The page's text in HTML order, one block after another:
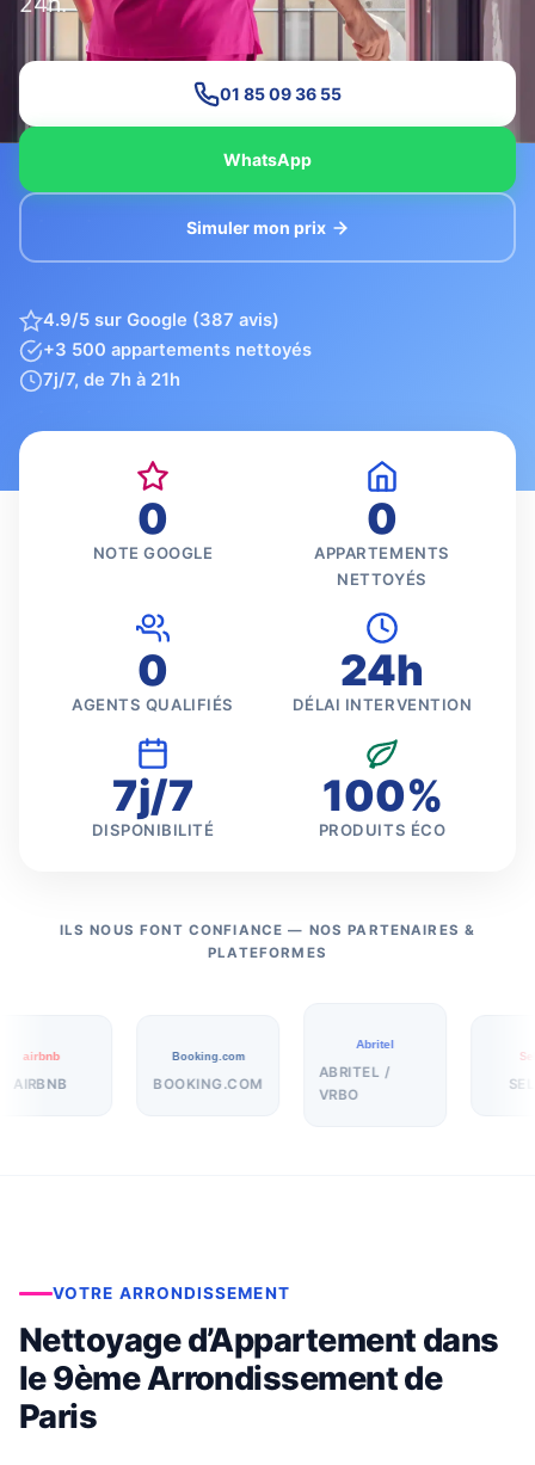
01 85 09 36 55
WhatsApp
Simuler mon prix
4.9/5 sur Google (387 avis)
+3 500 appartements nettoyés
7j/7, de 7h à 21h
0
NOTE GOOGLE
0
APPARTEMENTS
NETTOYÉS
0
AGENTS QUALIFIÉS
24h
DÉLAI INTERVENTION
7j/7
DISPONIBILITÉ
100%
PRODUITS ÉCO
ILS NOUS FONT CONFIANCE — NOS PARTENAIRES &
PLATEFORMES
airbnb
AIRBNB
Booking.com
BOOKING.COM
Abritel
ABRITEL /
VRBO
VOTRE ARRONDISSEMENT
Nettoyage d’Appartement dans
le 9ème Arrondissement de
Paris